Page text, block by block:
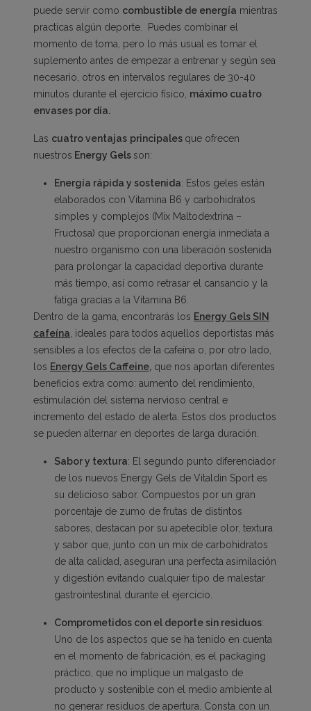
puede servir como combustible de energía mientras
practicas algún deporte. Puedes combinar el
momento de toma, pero lo más usual es tomar el
suplemento antes de empezar a entrenar y según sea
necesario, otros en intervalos regulares de 30-40
minutos durante el ejercicio físico, máximo cuatro
envases por día.
Las cuatro ventajas principales que ofrecen
nuestros Energy Gels son:
Energía rápida y sostenida: Estos geles están
elaborados con Vitamina B6 y carbohidratos
simples y complejos (Mix Maltodextrina –
Fructosa) que proporcionan energía inmediata a
nuestro organismo con una liberación sostenida
para prolongar la capacidad deportiva durante
más tiempo, así como retrasar el cansancio y la
fatiga gracias a la Vitamina B6.
Dentro de la gama, encontrarás los Energy Gels SIN
cafeína , ideales para todos aquellos deportistas más
sensibles a los efectos de la cafeína o, por otro lado,
los Energy Gels Caffeine, que nos aportan diferentes
beneficios extra como: aumento del rendimiento,
estimulación del sistema nervioso central e
incremento del estado de alerta. Estos dos productos
se pueden alternar en deportes de larga duración.
Sabor y textura: El segundo punto diferenciador
de los nuevos Energy Gels de Vitaldin Sport es
su delicioso sabor. Compuestos por un gran
porcentaje de zumo de frutas de distintos
sabores, destacan por su apetecible olor, textura
y sabor que, junto con un mix de carbohidratos
de alta calidad, aseguran una perfecta asimilación
y digestión evitando cualquier tipo de malestar
gastrointestinal durante el ejercicio.
Comprometidos con el deporte sin residuos:
Uno de los aspectos que se ha tenido en cuenta
en el momento de fabricación, es el packaging
práctico, que no implique un malgasto de
producto y sostenible con el medio ambiente al
no generar residuos de apertura. Consta con un